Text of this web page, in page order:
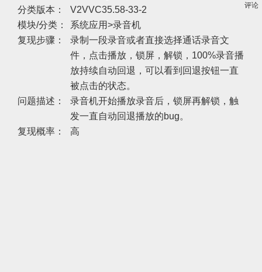
分类版本：
V2VVC35.58-33-2
模块/分类：
系统应用>录音机
复现步骤：
录制一段录音或者直接选择通话录音文
件，点击播放，锁屏，解锁，100%录音播
放持续自动回退，可以看到回退按钮一直
被点击的状态。
问题描述：
录音机开始播放录音后，锁屏再解锁，触
发一直自动回退播放的bug。
复现概率：
高
评论